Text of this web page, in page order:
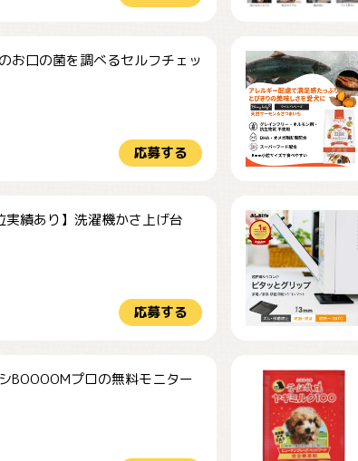
お口の菌を調べるセルフチェッ
応募する
実績あり】洗濯機かさ上げ台
応募する
BOOOOMプロの無料モニター